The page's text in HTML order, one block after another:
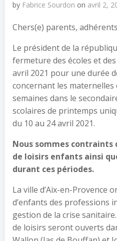
by Fabrice Sourdon on avril 2,
Chers(e) parents,
Le président de la
fermeture des écoles et
avril 2021 pour une durée
concernant les
semaines dans le
scolaires de printemps
du 10 au 24 avril 2021.
Nous sommes
de loisirs enfants ainsi
durant ces périodes.
La ville d’Aix-en-Provence
d’enfants des professions
gestion de la crise
de loisirs seront ouverts